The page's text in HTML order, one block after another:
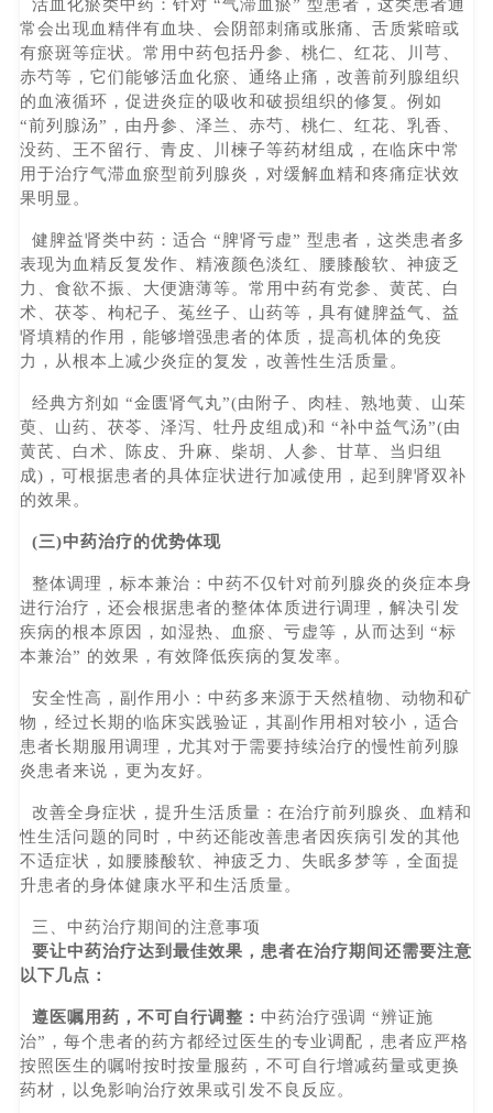
活血化瘀类中药：针对 “气滞血瘀” 型患者，这类患者通
常会出现血精伴有血块、会阴部刺痛或胀痛、舌质紫暗或
有瘀斑等症状。常用中药包括丹参、桃仁、红花、川芎、
赤芍等，它们能够活血化瘀、通络止痛，改善前列腺组织
的血液循环，促进炎症的吸收和破损组织的修复。例如
“前列腺汤”，由丹参、泽兰、赤芍、桃仁、红花、乳香、
没药、王不留行、青皮、川楝子等药材组成，在临床中常
用于治疗气滞血瘀型前列腺炎，对缓解血精和疼痛症状效
果明显。
健脾益肾类中药：适合 “脾肾亏虚” 型患者，这类患者多
表现为血精反复发作、精液颜色淡红、腰膝酸软、神疲乏
力、食欲不振、大便溏薄等。常用中药有党参、黄芪、白
术、茯苓、枸杞子、菟丝子、山药等，具有健脾益气、益
肾填精的作用，能够增强患者的体质，提高机体的免疫
力，从根本上减少炎症的复发，改善性生活质量。
经典方剂如 “金匮肾气丸”(由附子、肉桂、熟地黄、山茱
萸、山药、茯苓、泽泻、牡丹皮组成)和 “补中益气汤”(由
黄芪、白术、陈皮、升麻、柴胡、人参、甘草、当归组
成)，可根据患者的具体症状进行加减使用，起到脾肾双补
的效果。
(三)中药治疗的优势体现
整体调理，标本兼治：中药不仅针对前列腺炎的炎症本身
进行治疗，还会根据患者的整体体质进行调理，解决引发
疾病的根本原因，如湿热、血瘀、亏虚等，从而达到 “标
本兼治” 的效果，有效降低疾病的复发率。
安全性高，副作用小：中药多来源于天然植物、动物和矿
物，经过长期的临床实践验证，其副作用相对较小，适合
患者长期服用调理，尤其对于需要持续治疗的慢性前列腺
炎患者来说，更为友好。
改善全身症状，提升生活质量：在治疗前列腺炎、血精和
性生活问题的同时，中药还能改善患者因疾病引发的其他
不适症状，如腰膝酸软、神疲乏力、失眠多梦等，全面提
升患者的身体健康水平和生活质量。
三、中药治疗期间的注意事项
要让中药治疗达到最佳效果，患者在治疗期间还需要注意
以下几点：
遵医嘱用药，不可自行调整：中药治疗强调 “辨证施
治”，每个患者的药方都经过医生的专业调配，患者应严格
按照医生的嘱咐按时按量服药，不可自行增减药量或更换
药材，以免影响治疗效果或引发不良反应。